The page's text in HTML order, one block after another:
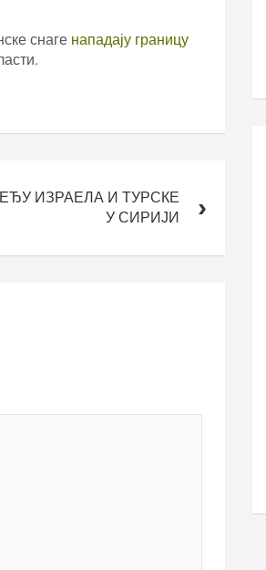
снаге нападају границу
ИЗРАЕЛА И ТУРСКЕ
У СИРИЈИ